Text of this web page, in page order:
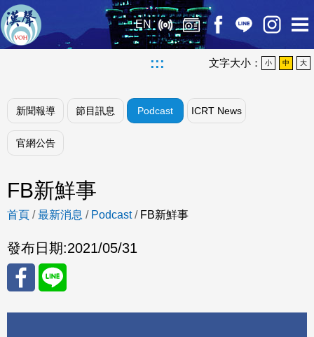
EN
::: 文字大小： 小 中 大
新聞報導 節目訊息 Podcast ICRT News
官網公告
FB新鮮事
首頁 /最新消息 / Podcast / FB新鮮事
發布日期:2021/05/31
分享 分享